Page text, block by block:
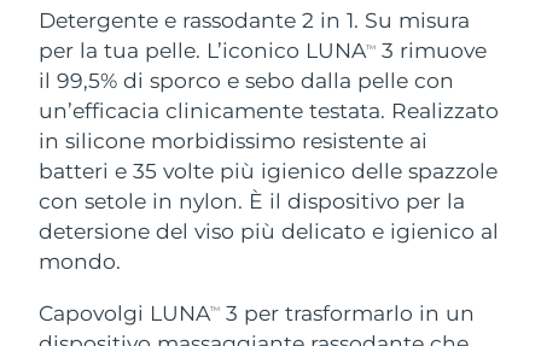
Detergente e rassodante 2 in 1. Su misura
per la tua pelle. L’iconico LUNATM
3 rimuove
il 99,5% di sporco e sebo dalla pelle con
un’efficacia clinicamente testata. Realizzato
in silicone morbidissimo resistente ai
batteri e 35 volte più igienico delle spazzole
con setole in nylon. È il dispositivo per la
detersione del viso più delicato e igienico al
mondo.
Capovolgi LUNATM
3 per trasformarlo in un
Anti-aging massage
LUNA™ 4 Plus
Massage, LED heating
LUNA™ 4 Men
Microcurrent toning
BEAR™ 2 go
Microcurrent toning on-the-go
BEAR™ 2 eyes & lips
Idratazione
UFO™ 3 pacchetto
Deep facial hydration
UFO™ 3 LED
device
Igiene orale
issa™ 4
Hybrid silicone sonic toothbrush
TRATTAMENTI ANTI-AGE FAQ™
Anti-age Trattamenti LED
NEW
Bermuda Consegna stimata15/08/2026
Bosnia ed
Erzegovina
Consegna stimata 12/08/2026
Brunei Consegna stimata14/08/2026
Bulgaria Consegna stimata09/08/2026
Canada
Cile Consegna stimata 13/08/2026